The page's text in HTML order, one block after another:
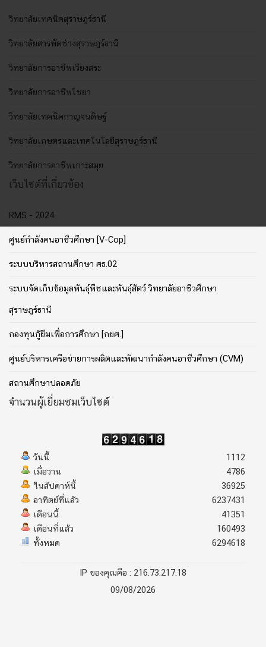
วิทยาลัยเทคนิคสุราษฎร์ธานี
วิทยาลัยสารพัดช่างสุราษฎร์ธานี
วิทยาลัยการอาชีพเวียงสระ
วิทยาลัยการอาชีพไชยา
วิทยาลัยเทคนิคกาญจนดิษฐ์
วิทยาลัยเกษตรและเทคโนโลยีสุราษฎร์ธานี
วิทยาลัยการอาชีพเกาะสมุย
เว็บไซต์ที่เกี่ยวข้อง
RMS - 2024
ศูนย์กำลังคนอาชีวศึกษา [V-Cop]
ระบบบริหารสถานศึกษา ศธ.02
ระบบจัดเก็บข้อมูลพันธุ์พืชและพันธุ์สัตว์ วิทยาลัยอาชีวศึกษา
สุราษฎร์ธานี
กองทุนกู้ยืมเพื่อการศึกษา [กยศ.]
ศูนย์บริหารเครือข่ายการผลิตและพัฒนากำลังคนอาชีวศึกษา (CVM)
สถานศึกษาปลอดภัย
จำนวนผู้เยี่ยมชมเว็บไซต์
วันนี้
เมื่อวาน
ในสัปดาห์นี้
อาทิตย์ที่แล้ว
เดือนนี้
เดือนที่แล้ว
ทั้งหมด
1112
4786
36925
6237431
41351
160493
6294618
IP ของคุณคือ : 216.73.217.18
09/08/2026